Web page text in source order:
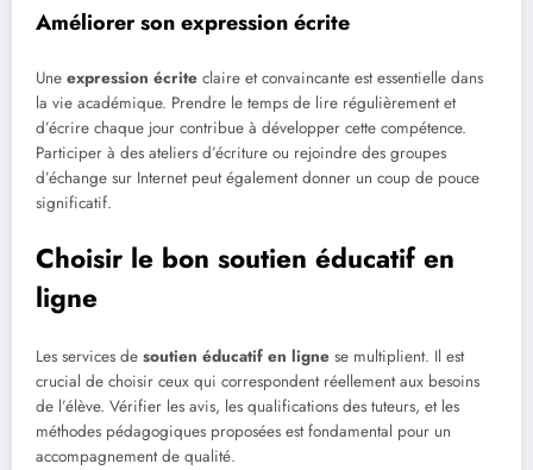
Améliorer son expression écrite
Une expression écrite claire et convaincante est essentielle dans
la vie académique. Prendre le temps de lire régulièrement et
d’écrire chaque jour contribue à développer cette compétence.
Participer à des ateliers d’écriture ou rejoindre des groupes
d’échange sur Internet peut également donner un coup de pouce
significatif.
Choisir le bon soutien éducatif en
ligne
Les services de soutien éducatif en ligne se multiplient. Il est
crucial de choisir ceux qui correspondent réellement aux besoins
de l’élève. Vérifier les avis, les qualifications des tuteurs, et les
méthodes pédagogiques proposées est fondamental pour un
accompagnement de qualité.